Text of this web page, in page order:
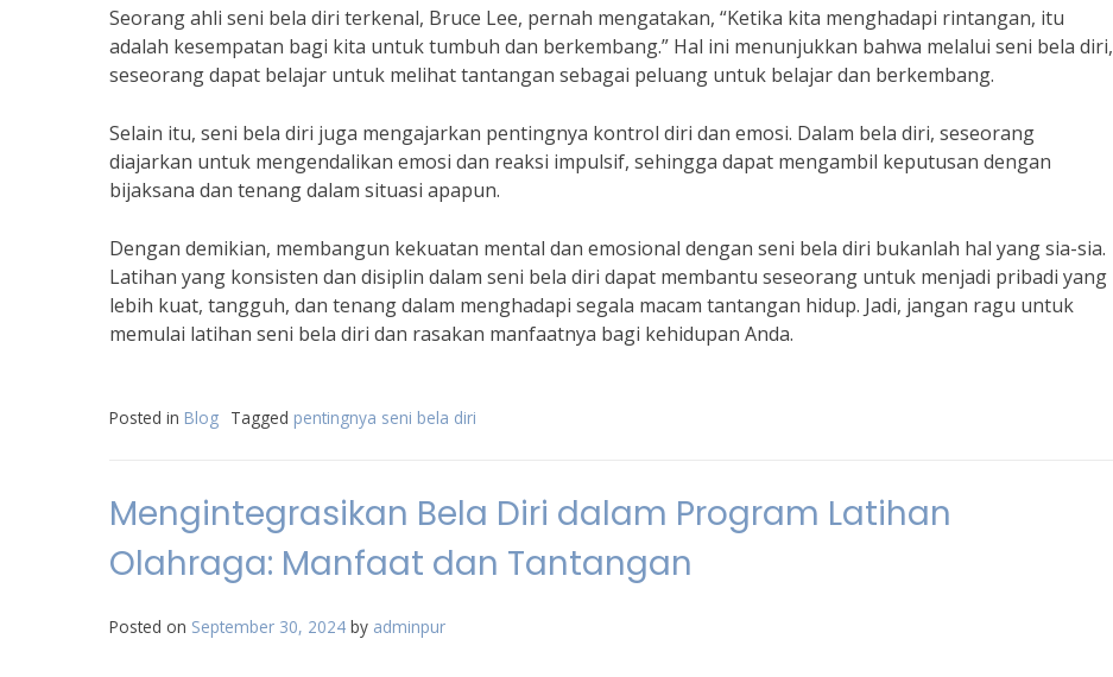
Seorang ahli seni bela diri terkenal, Bruce Lee, pernah mengatakan, “Ketika kita menghadapi rintangan, itu
adalah kesempatan bagi kita untuk tumbuh dan berkembang.” Hal ini menunjukkan bahwa melalui seni bela diri,
seseorang dapat belajar untuk melihat tantangan sebagai peluang untuk belajar dan berkembang.
Selain itu, seni bela diri juga mengajarkan pentingnya kontrol diri dan emosi. Dalam bela diri, seseorang
diajarkan untuk mengendalikan emosi dan reaksi impulsif, sehingga dapat mengambil keputusan dengan
bijaksana dan tenang dalam situasi apapun.
Dengan demikian, membangun kekuatan mental dan emosional dengan seni bela diri bukanlah hal yang sia-sia.
Latihan yang konsisten dan disiplin dalam seni bela diri dapat membantu seseorang untuk menjadi pribadi yang
lebih kuat, tangguh, dan tenang dalam menghadapi segala macam tantangan hidup. Jadi, jangan ragu untuk
memulai latihan seni bela diri dan rasakan manfaatnya bagi kehidupan Anda.
Posted in Blog Tagged pentingnya seni bela diri
Mengintegrasikan Bela Diri dalam Program Latihan
Olahraga: Manfaat dan Tantangan
Posted on September 30, 2024 by adminpur